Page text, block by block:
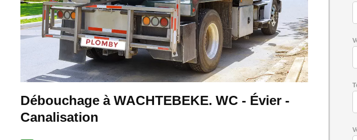
Débouchage à WACHTEBEKE. WC - Évier -
Canalisation